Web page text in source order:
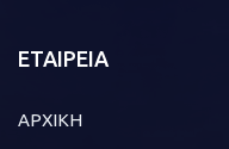
ΕΤΑΙΡΕΙΑ
ΑΡΧΙΚΗ